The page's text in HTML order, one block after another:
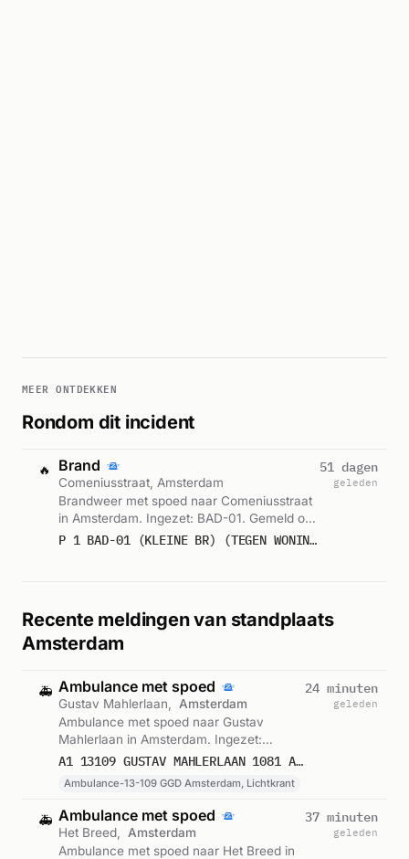
MEER ONTDEKKEN
Rondom dit incident
🔥 Brand
Comeniusstraat, Amsterdam
Brandweer met spoed naar Comeniusstraat
in Amsterdam. Ingezet: BAD-01. Gemeld om
03:35.
P 1 BAD-01 (KLEINE BR) (TEGEN WONING) BR WEGVERVOER (BUITEN) (SCOOTER) COMENIUSSTRAAT AMSTERDAM 132631
51 dagen
geleden
Recente meldingen van standplaats
Amsterdam
🚑 Ambulance met spoed
Gustav Mahlerlaan,
Amsterdam
Ambulance met spoed naar Gustav
Mahlerlaan in Amsterdam. Ingezet:
Ambulance-13-109 GGD Amsterdam,
A1 13109 GUSTAV MAHLERLAAN 1081 AMSTERDAM 75867
Ambulance-13-109 GGD Amsterdam, Lichtkrant
24 minuten
geleden
🚑 Ambulance met spoed
Het Breed,
Amsterdam
Ambulance met spoed naar Het Breed in
37 minuten
geleden